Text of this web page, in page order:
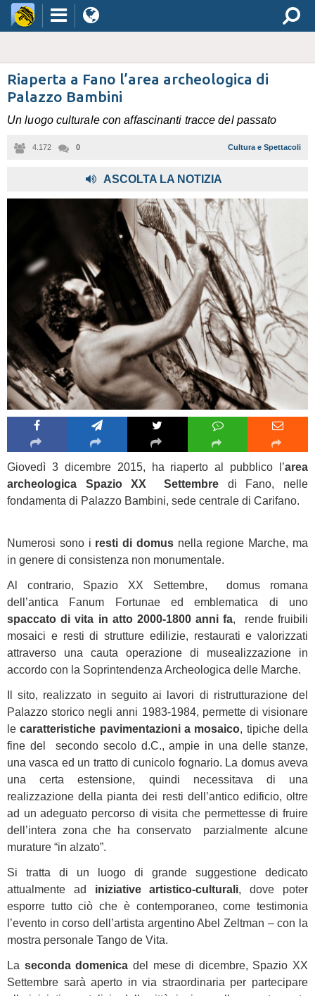
Riaperta a Fano l’area archeologica di
Palazzo Bambini
Un luogo culturale con affascinanti tracce del passato
4.172 0 Cultura e Spettacoli
ASCOLTA LA NOTIZIA
Giovedì 3 dicembre 2015, ha riaperto al pubblico l’area
archeologica Spazio XX
Settembre di Fano, nelle
fondamenta di Palazzo Bambini, sede centrale di Carifano.
Numerosi sono i resti di domusnella regione Marche, ma
in genere di consistenza non monumentale.
Al contrario, Spazio XX Settembre, domus romana
dell’antica Fanum Fortunae ed emblematica di uno
spaccato di vita in atto 2000-1800 anni fa, rende fruibili
mosaici e resti di strutture edilizie, restaurati e valorizzati
attraverso una cauta operazione di musealizzazione in
accordo con la Soprintendenza Archeologica delle Marche.
Il sito, realizzato in seguito ai lavori di ristrutturazione del
Palazzo storico negli anni 1983-1984, permette di visionare
le caratteristiche pavimentazioni a mosaico, tipiche della
fine del secondo secolo d.C., ampie in una delle stanze,
una vasca ed un tratto di cunicolo fognario. La domus aveva
una certa estensione, quindi necessitava di una
realizzazione della pianta dei resti dell’antico edificio, oltre
ad un adeguato percorso di visita che permettesse di fruire
dell’intera zona che ha conservato parzialmente alcune
murature “in alzato”.
Si tratta di un luogo di grande suggestione dedicato
attualmente ad iniziative artistico-culturali, dove poter
esporre tutto ciò che è contemporaneo, come testimonia
l’evento in corso dell’artista argentino Abel Zeltman – con la
mostra personale Tango de Vita.
La seconda domenica del mese di dicembre, Spazio XX
Settembre sarà aperto in via straordinaria per partecipare